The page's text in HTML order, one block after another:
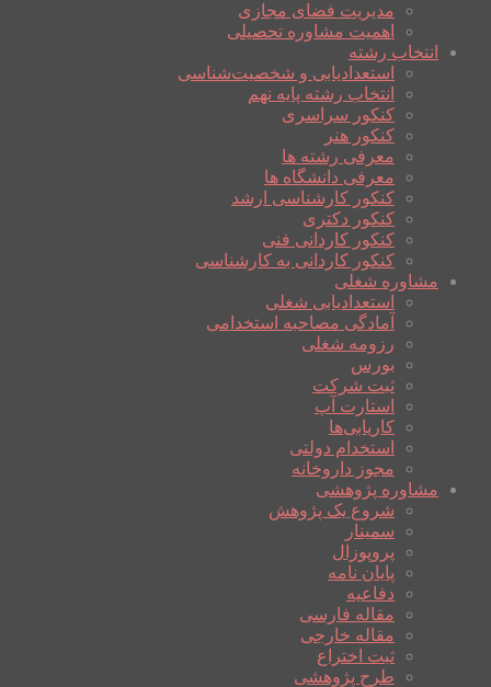
مدیریت فضای مجازی
اهمیت مشاوره تحصیلی
انتخاب رشته
استعدادیابی و شخصیت‌شناسی
انتخاب رشته پایه نهم
کنکور سراسری
کنکور هنر
معرفی رشته ها
معرفی دانشگاه ها
کنکور کارشناسی ارشد
کنکور دکتری
کنکور کاردانی فنی
کنکور کاردانی به کارشناسی
مشاوره شغلی
استعدادیابی شغلی
آمادگی مصاحبه استخدامی
رزومه شغلی
بورس
ثبت شرکت
استارت آپ
کاریابی‌ها
استخدام دولتی
مجوز داروخانه
مشاوره پژوهشی
شروع یک پژوهش
سمینار
پروپوزال
پایان نامه
دفاعیه
مقاله فارسی
مقاله خارجی
ثبت اختراع
طرح پژوهشی